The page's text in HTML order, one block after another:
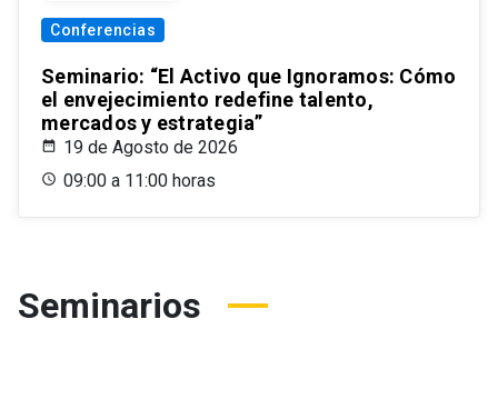
Conferencias
Seminario: “El Activo que Ignoramos: Cómo
el envejecimiento redefine talento,
mercados y estrategia”
19 de Agosto de 2026
09:00 a 11:00 horas
Seminarios